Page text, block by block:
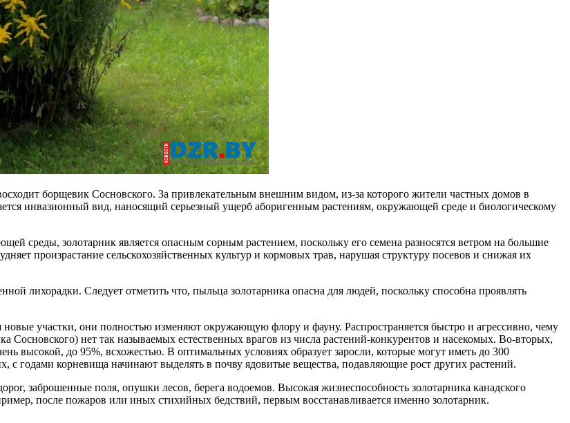
борщевик Сосновского. За привлекательным внешним видом, из-за которого жители частных домов в
инвазионный вид, наносящий серьезный ущерб аборигенным растениям, окружающей среде и биологическому
среды, золотарник является опасным сорным растением, поскольку его семена разносятся ветром на большие
произрастание сельскохозяйственных культур и кормовых трав, нарушая структуру посевов и снижая их
лихорадки. Следует отметить что, пыльца золотарника опасна для людей, поскольку способна проявлять
новые участки, они полностью изменяют окружающую флору и фауну. Распространяется быстро и агрессивно, чему
Сосновского) нет так называемых естественных врагов из числа растений-конкурентов и насекомых. Во-вторых,
высокой, до 95%, всхожестью. В оптимальных условиях образует заросли, которые могут иметь до 300
с годами корневища начинают выделять в почву ядовитые вещества, подавляющие рост других растений.
заброшенные поля, опушки лесов, берега водоемов. Высокая жизнеспособность золотарника канадского
после пожаров или иных стихийных бедствий, первым восстанавливается именно золотарник.